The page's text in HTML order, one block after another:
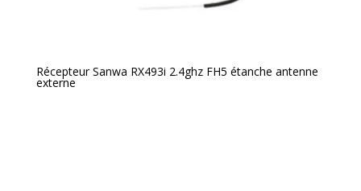
Récepteur Sanwa RX493i 2.4ghz FH5 étanche antenne
externe